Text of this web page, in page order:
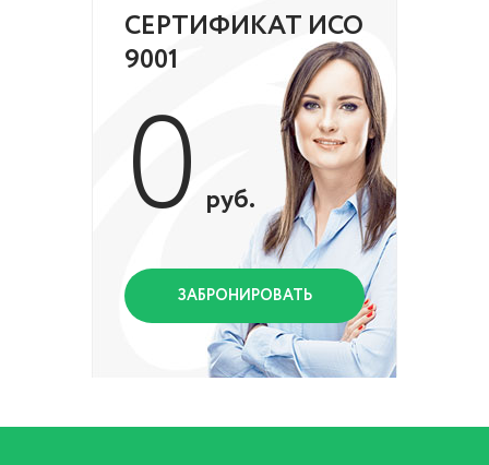
СЕРТИФИКАТ ИСО
9001
0 руб.
ЗАБРОНИРОВАТЬ